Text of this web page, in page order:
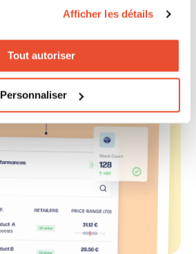
Afficher les détails
Tout autoriser
Personnaliser